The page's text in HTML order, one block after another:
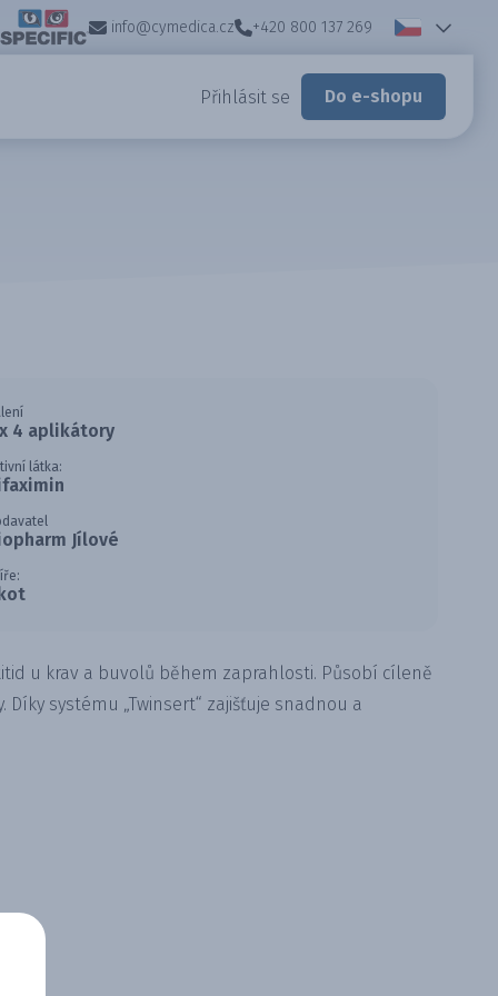
info@cymedica.cz +420 800 137 269
Přihlásit se Do e-shopu
4 aplikátory
látka:
Jílové
u krav a buvolů během zaprahlosti. Působí cíleně
systému „Twinsert“ zajišťuje snadnou a